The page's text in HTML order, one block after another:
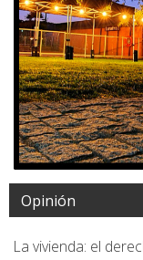
Opinión
La vivienda: el